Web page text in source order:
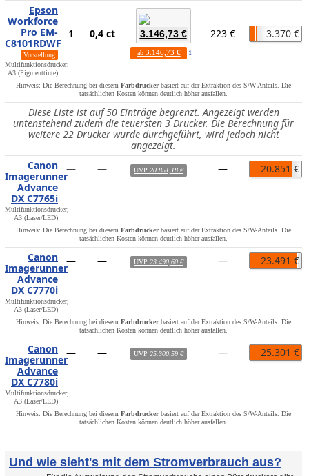
Epson
Workforce
Pro EM-
C8101RDWF
Vorstellung
Multifunktionsdrucker,
A3 (Pigmenttinte)
1 0,4 ct 3.146,73 €
ab 3.146,73 € 1
223 € 3.370 €
Hinweis: Die Berechnung bei diesem Farbdruckerbasiert auf der Extraktion des S/W-Anteils. Die
tatsächlichen Kosten können deutlich höher ausfallen.
Diese Liste ist auf 50 Einträge begrenzt. Angezeigt werden
untenstehend zudem die teuersten 3 Drucker. Die Berechnung für
weitere 22 Drucker wurde durchgeführt, wird jedoch nicht
angezeigt.
Canon
Imagerunner
Advance
DX C7765i
Multifunktionsdrucker,
A3 (Laser/LED)
— — UVP 20.851,18 € — 20.851 €
Hinweis: Die Berechnung bei diesem Farbdruckerbasiert auf der Extraktion des S/W-Anteils. Die
tatsächlichen Kosten können deutlich höher ausfallen.
Canon
Imagerunner
Advance
DX C7770i
Multifunktionsdrucker,
A3 (Laser/LED)
— — UVP 23.490,60 € — 23.491 €
Hinweis: Die Berechnung bei diesem Farbdruckerbasiert auf der Extraktion des S/W-Anteils. Die
tatsächlichen Kosten können deutlich höher ausfallen.
Canon
Imagerunner
Advance
DX C7780i
Multifunktionsdrucker,
A3 (Laser/LED)
— — UVP 25.300,59 € — 25.301 €
Hinweis: Die Berechnung bei diesem Farbdruckerbasiert auf der Extraktion des S/W-Anteils. Die
tatsächlichen Kosten können deutlich höher ausfallen.
Und wie sieht's mit dem Stromverbrauch aus?